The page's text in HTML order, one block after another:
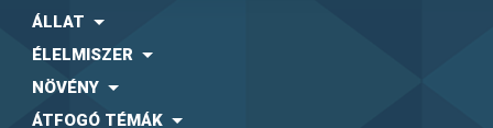
ÁLLAT
ÉLELMISZER
NÖVÉNY
ÁTFOGÓ TÉMÁK